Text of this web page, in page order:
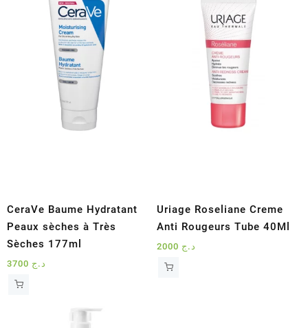
CeraVe Baume Hydratant
Peaux sèches à Très
Sèches 177ml
د.ج
Uriage Roseliane Creme
Anti Rougeurs Tube 40Ml
د.ج